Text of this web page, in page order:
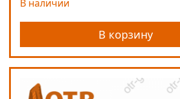
В корзину
В наличии